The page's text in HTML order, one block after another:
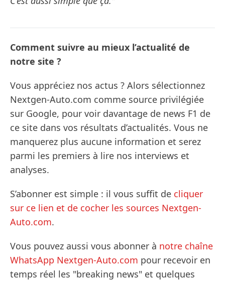
Comment suivre au mieux l’actualité de
notre site ?
Vous appréciez nos actus ? Alors sélectionnez
Nextgen-Auto.com comme source privilégiée
sur Google, pour voir davantage de news F1 de
ce site dans vos résultats d’actualités. Vous ne
manquerez plus aucune information et serez
parmi les premiers à lire nos interviews et
analyses.
S’abonner est simple : il vous suffit de cliquer
sur ce lien et de cocher les sources Nextgen-
Auto.com.
Vous pouvez aussi vous abonner à notre chaîne
WhatsApp Nextgen-Auto.com pour recevoir en
temps réel les "breaking news" et quelques